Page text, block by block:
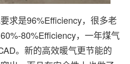
求是96%Efficiency，很多老
80%Efficiency，一年煤气
。新的高效暖气更节能的